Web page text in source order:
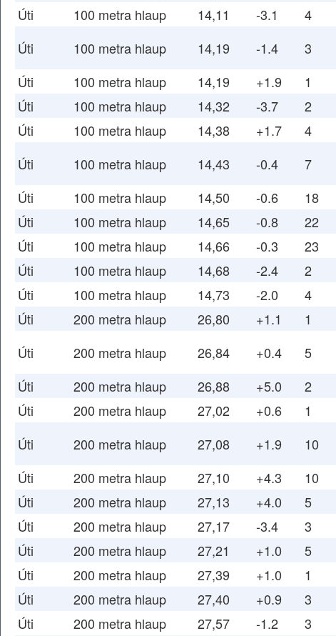
Úti
100 metra hlaup 14,11 -3.1 4
Úti
100 metra hlaup 14,19 -1.4 3
Úti
100 metra hlaup 14,19 +1.9 1
Úti
100 metra hlaup 14,32 -3.7 2
Úti
100 metra hlaup 14,38 +1.7 4
Úti
100 metra hlaup 14,43 -0.4 7
Úti
100 metra hlaup 14,50 -0.6 18
Úti
100 metra hlaup 14,65 -0.8 22
Úti
100 metra hlaup 14,66 -0.3 23
Úti
100 metra hlaup 14,68 -2.4 2
Úti
100 metra hlaup 14,73 -2.0 4
Úti
200 metra hlaup 26,80 +1.1 1
Úti
200 metra hlaup 26,84 +0.4 5
Úti
200 metra hlaup 26,88 +5.0 2
Úti
200 metra hlaup 27,02 +0.6 1
Úti
200 metra hlaup 27,08 +1.9 10
Úti
200 metra hlaup 27,10 +4.3 10
Úti
200 metra hlaup 27,13 +4.0 5
Úti
200 metra hlaup 27,17 -3.4 3
Úti
200 metra hlaup 27,21 +1.0 5
Úti
200 metra hlaup 27,39 +1.0 1
Úti
200 metra hlaup 27,40 +0.9 3
Úti
200 metra hlaup 27,57 -1.2 3